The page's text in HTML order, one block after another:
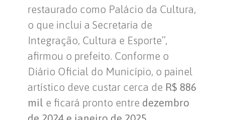
restaurado como Palácio da Cultura,
o que inclui a Secretaria de
Integração, Cultura e Esporte”,
afirmou o prefeito. Conforme o
Diário Oficial do Município, o painel
artístico deve custar cerca de R$ 886
mil e ficará pronto entre dezembro